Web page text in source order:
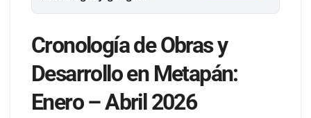
Cronología de Obras y
Desarrollo en Metapán:
Enero – Abril 2026